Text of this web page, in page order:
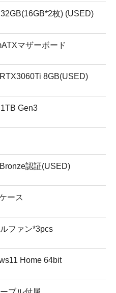
枚) (USED)
マザーボード
8GB(USED)
Gen3
認証(USED)
ース
ファン*3pcs
Home 64bit